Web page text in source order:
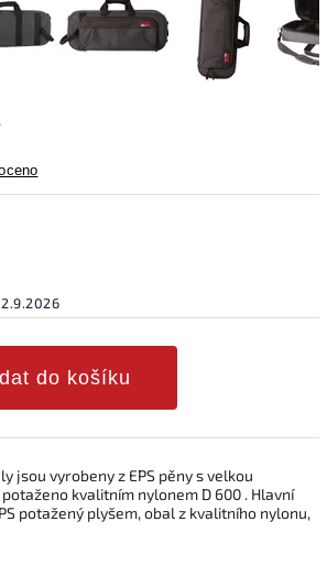
2.9.2026
do košíku
jsou vyrobeny z EPS pěny s velkou
kvalitním nylonem D 600 . Hlavní
potažený plyšem, obal z kvalitního nylonu,